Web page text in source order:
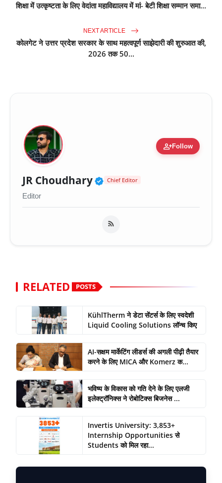
शिक्षा में उत्कृष्टता के लिए वेदांता महाविद्यालय में मां- बेटी शिक्षा सम्मान समा...
NEXT ARTICLE
कोलगेट ने उत्तर प्रदेश सरकार के साथ महत्वपूर्ण साझेदारी की शुरुआत की,
2026 तक 50...
person_addFollow
JR Choudhary Verified Public Figure
Chief Editor
Editor
RELATED POSTS
KühlTherm ने डेटा सेंटर्स के लिए स्वदेशी
Liquid Cooling Solutions लॉन्च किए
AI-सक्षम मार्केटिंग लीडर्स की अगली पीढ़ी तैयार
करने के लिए MICA और Komerz क...
भविष्य के विकास को गति देने के लिए एलजी
इलेक्ट्रॉनिक्स ने रोबोटिक्स बिजनेस ...
Invertis University: 3,853+
Internship Opportunities से
Students को मिल रहा...